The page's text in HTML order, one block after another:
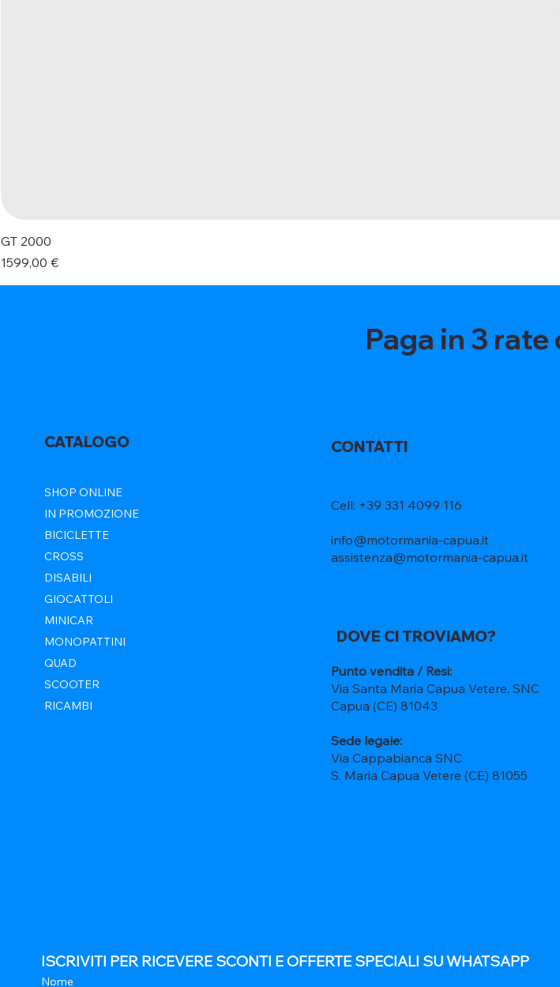
GT 2000
Prezzo
1599,00 €
Paga in 3 rate
CATALOGO
SHOP ONLINE
IN PROMOZIONE
BICICLETTE
CROSS
DISABILI
GIOCATTOLI
MINICAR
MONOPATTINI
QUAD
SCOOTER
RICAMBI
CONTATTI
Cell: +39 331 4099 116
info@motormania-capua.it
assistenza@motormania-capua.it
DOVE CI TROVIAMO?
Punto vendita / Resi:
Via Santa Maria Capua Vetere, SNC
Capua (CE) 81043
Sede legale:
Via Cappabianca SNC
S. Maria Capua Vetere (CE) 81055
ISCRIVITI PER RICEVERE SCONTI E OFFERTE SPECIALI SU WHATSAPP
Nome